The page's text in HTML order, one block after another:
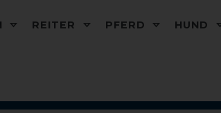
REITER PFERD HUND